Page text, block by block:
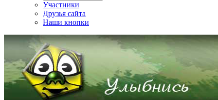
Участники
Друзья сайта
Наши кнопки